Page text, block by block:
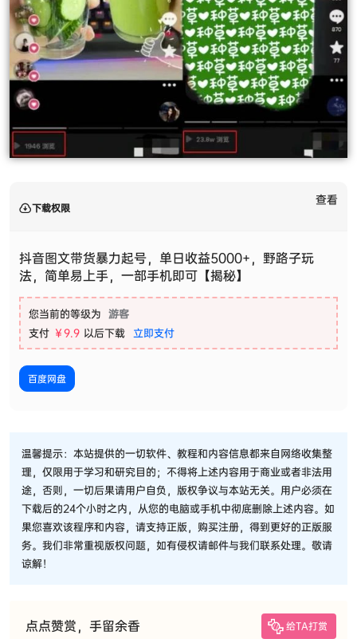
下载权限
查看
抖音图文带货暴力起号，单日收益5000+，野路子玩
法，简单易上手，一部手机即可【揭秘】
您当前的等级为 游客
支付 ￥9.9 以后下载 立即支付
百度网盘
温馨提示：本站提供的一切软件、教程和内容信息都来自网络收集整
理，仅限用于学习和研究目的；不得将上述内容用于商业或者非法用
途，否则，一切后果请用户自负，版权争议与本站无关。用户必须在
下载后的24个小时之内，从您的电脑或手机中彻底删除上述内容。如
果您喜欢该程序和内容，请支持正版，购买注册，得到更好的正版服
务。我们非常重视版权问题，如有侵权请邮件与我们联系处理。敬请
谅解！
点点赞赏，手留余香 给TA打赏